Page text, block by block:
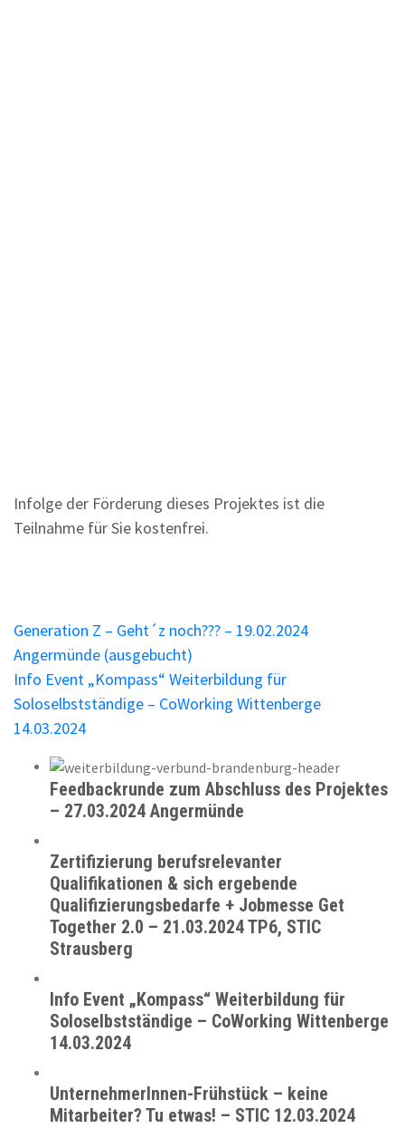
Infolge der Förderung dieses Projektes ist die
Teilnahme für Sie kostenfrei.
Beitragsnavigation
Generation Z – Geht´z noch??? – 19.02.2024
Angermünde (ausgebucht)
Info Event „Kompass“ Weiterbildung für
Soloselbstständige – CoWorking Wittenberge
14.03.2024
Feedbackrunde zum Abschluss des Projektes
– 27.03.2024 Angermünde
Zertifizierung berufsrelevanter
Qualifikationen & sich ergebende
Qualifizierungsbedarfe + Jobmesse Get
Together 2.0 – 21.03.2024 TP6, STIC
Strausberg
Info Event „Kompass“ Weiterbildung für
Soloselbstständige – CoWorking Wittenberge
14.03.2024
UnternehmerInnen-Frühstück – keine
Mitarbeiter? Tu etwas! – STIC 12.03.2024